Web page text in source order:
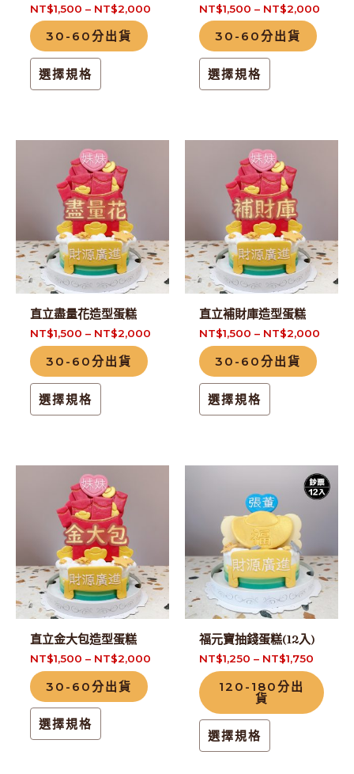
NT$1,500 – NT$2,000
30-60分出貨
選擇規格
在
產
品
選
項
NT$1,500 – NT$2,000
30-60分出貨
選擇規格
在
產
品
選
項
直立盡量花造型蛋糕
NT$1,500 – NT$2,000
30-60分出貨
選擇規格
此
產
品
有
多
種
款
可
在
產
品
擇
選
項
直立補財庫造型蛋糕
NT$1,500 – NT$2,000
30-60分出貨
選擇規格
此
產
品
有
多
種
款
可
在
產
品
擇
選
項
直立金大包造型蛋糕
NT$1,500 – NT$2,000
30-60分出貨
選擇規格
此
產
品
有
多
種
款
可
在
產
品
福元寶抽錢蛋糕(12入)
NT$1,250 – NT$1,750
120-180分出
貨
選擇規格
產
品
有
多
種
款
可
在
產
面